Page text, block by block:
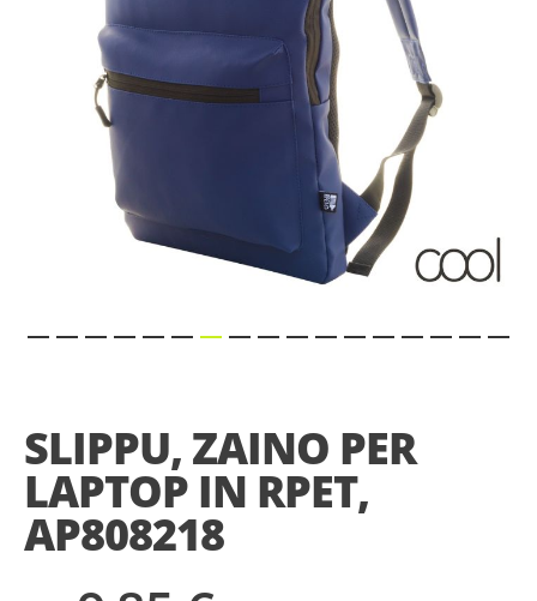
beginning
of
images
gallery
SLIPPU, ZAINO PER
LAPTOP IN RPET,
AP808218